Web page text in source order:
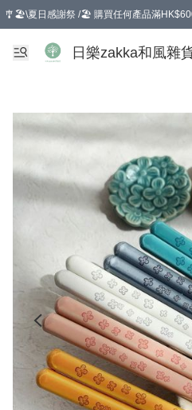
🎐🏖️\夏日感謝祭 /🏖️ 購買任何產品滿
選擇GoGoX住宅/工商地址配送，單一訂
日樂zakka和風雜